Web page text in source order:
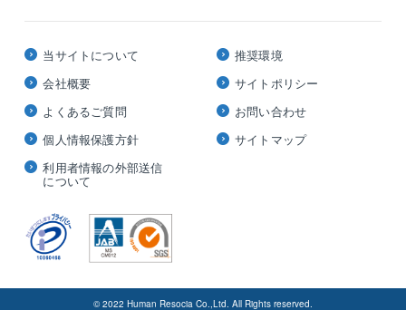
当サイトについて
会社概要
よくあるご質問
個人情報保護方針
利用者情報の外部送信
について
推奨環境
サイトポリシー
お問い合わせ
サイトマップ
© 2022 Human Resocia Co.,Ltd. All Rights reserved.